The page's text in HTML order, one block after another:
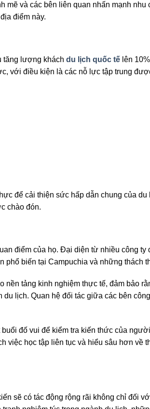
và các bên liên quan nhấn mạnh nhu
điểm này.
tăng lượng khách du lịch quốc tế lên
với điều kiện là các nỗ lực tập trung
để cải thiện sức hấp dẫn chung của du
chào đón.
điểm của họ. Đại diện từ nhiều công ty
phổ biến tại Campuchia và những thách
tảng kinh nghiệm thực tế, đảm bảo
lịch. Quan hệ đối tác giữa các bên
đố vui để kiểm tra kiến ​​thức của
việc học tập liên tục và hiểu sâu hơn về
​​sẽ có tác động rộng rãi không chỉ đối